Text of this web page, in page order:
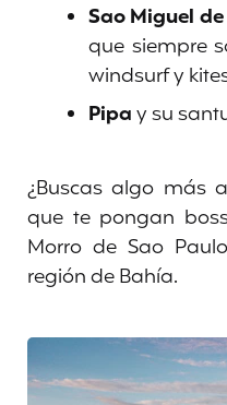
Sao Miguel
que siempre
windsurf y
Pipay su
¿Buscas algo más
que te pongan
Morro de Sao
región de Bahía.